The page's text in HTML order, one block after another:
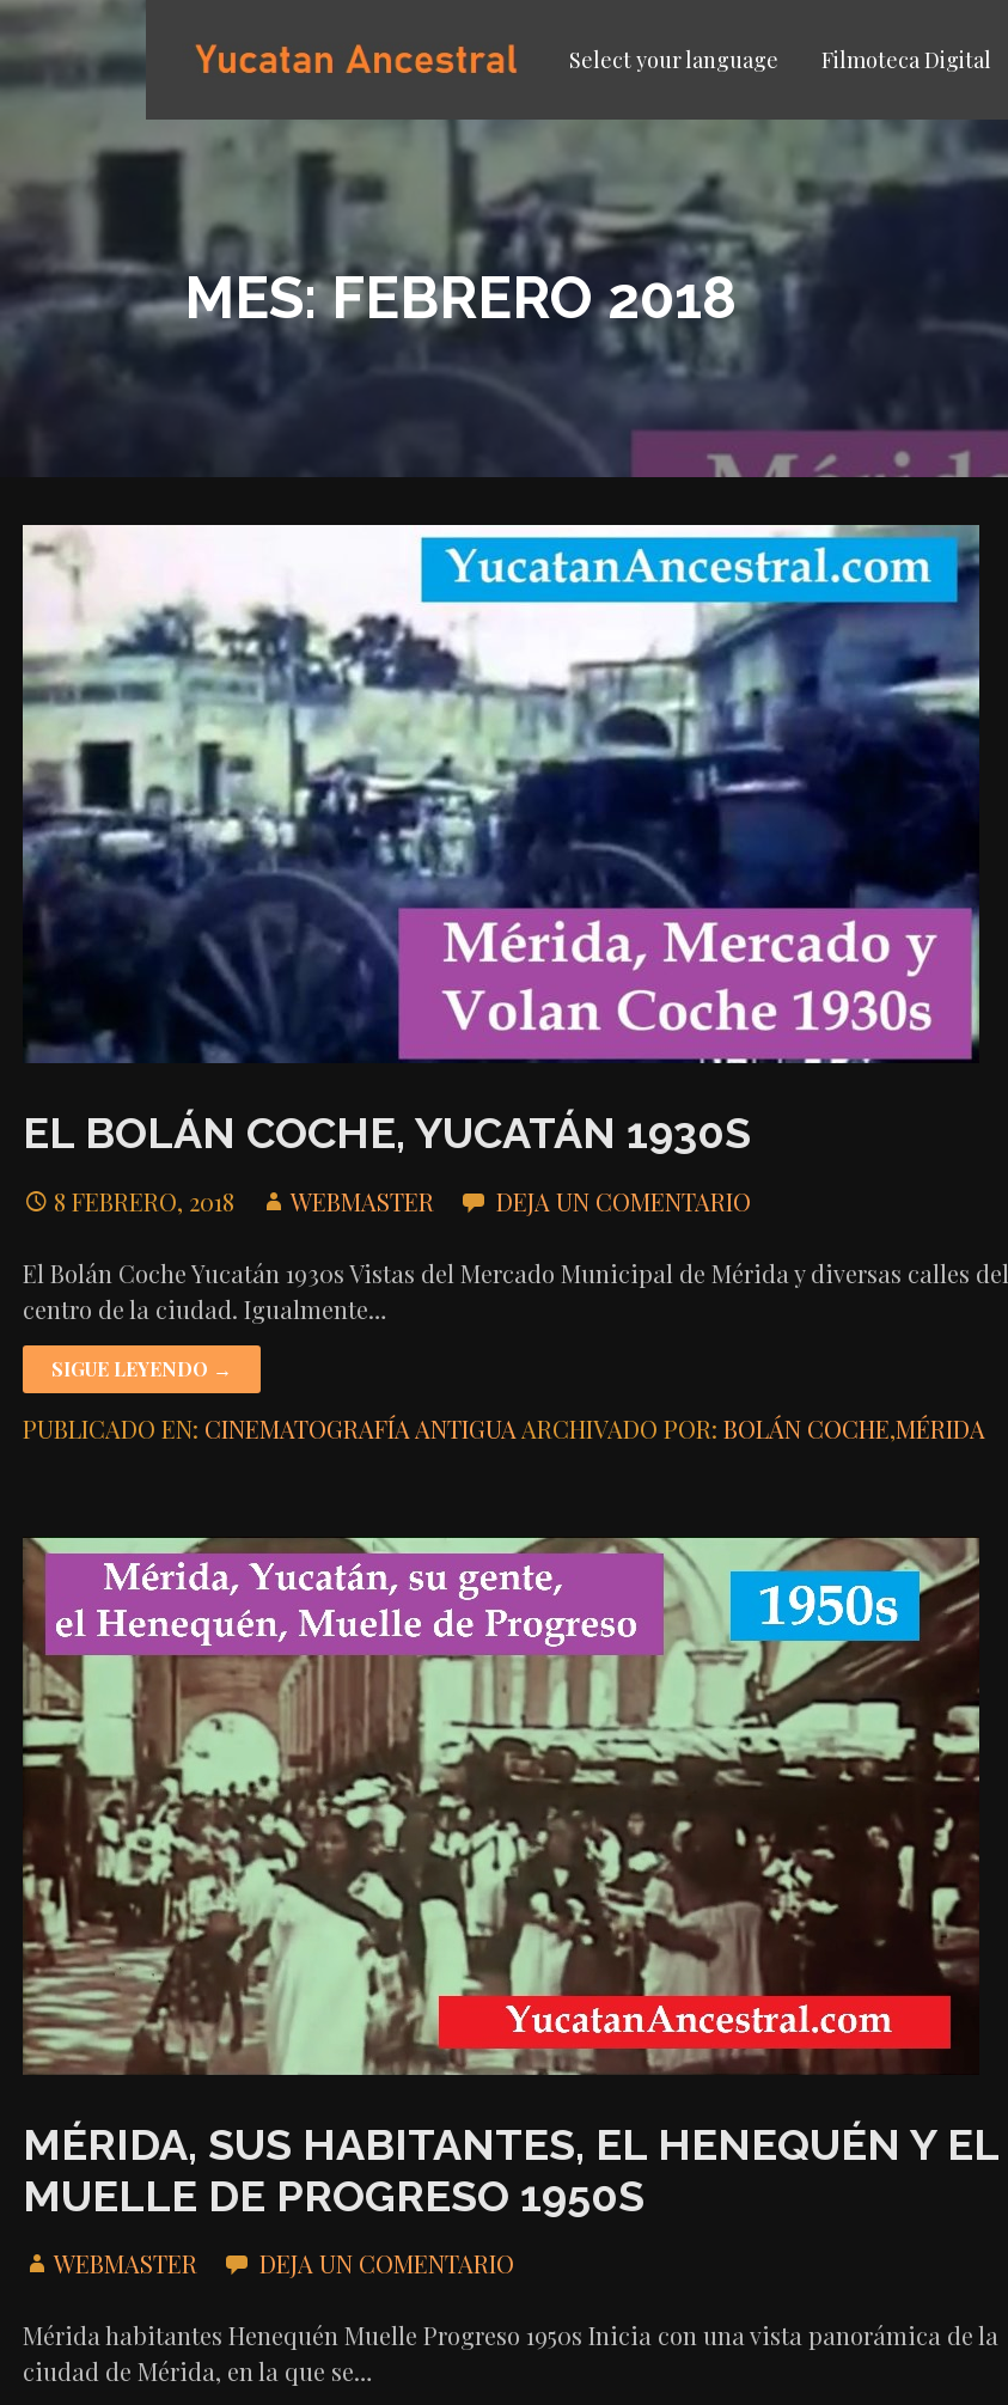
Saltar
YUCATAN ANCESTRAL
Select your language Filmoteca Digital
MES: FEBRERO 2018
EL BOLÁN COCHE, YUCATÁN 1930S
8 FEBRERO, 2018 WEBMASTER DEJA UN COMENTARIO
El Bolán Coche Yucatán 1930s Vistas del Mercado Municipal de Mérida y diversas calles del
centro de la ciudad. Igualmente…
SIGUE LEYENDO →
PUBLICADO EN: CINEMATOGRAFÍA ANTIGUA ARCHIVADO POR: BOLÁN COCHE,MÉRIDA
MÉRIDA, SUS HABITANTES, EL HENEQUÉN Y EL
MUELLE DE PROGRESO 1950S
WEBMASTER DEJA UN COMENTARIO
Mérida habitantes Henequén Muelle Progreso 1950s Inicia con una vista panorámica de la
ciudad de Mérida, en la que se…